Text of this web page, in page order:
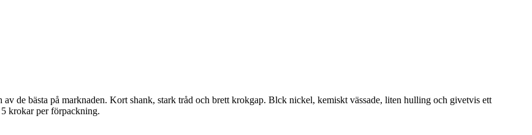
de bästa på marknaden. Kort shank, stark tråd och brett krokgap. Blck nickel, kemiskt vässade, liten hulling och givetvis ett
krokar per förpackning.